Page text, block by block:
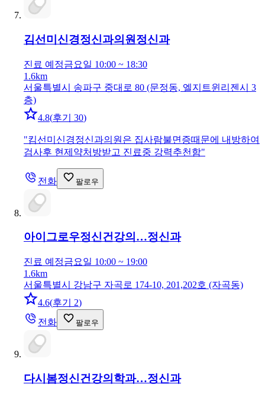
김선미신경정신과의원 정신과
진료 예정금요일 10:00 ~ 18:30
1.6km
서울특별시 송파구 중대로 80 (문정동, 엘지트윈리젠시 3
층)
4.8(후기 30)
"킴선미신경정신과의원은 집사람불면증때문에 내방하여
검사후 현제약처방받고 진료중 강력추천함"
전화 팔로우
아이그로우정신건강의…정신과
진료 예정금요일 10:00 ~ 19:00
1.6km
서울특별시 강남구 자곡로 174-10, 201,202호 (자곡동)
4.6(후기 2)
전화
팔로우
다시봄정신건강의학과…정신과